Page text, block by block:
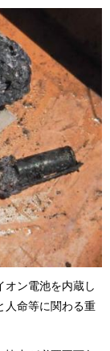
オン電池を内蔵し
人命等に関わる重